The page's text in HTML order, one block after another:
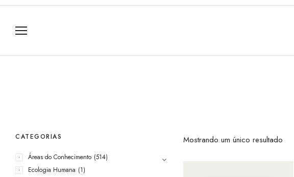
CATEGORIAS
Áreas do Conhecimento (514)
Ecologia Humana (1)
Mostrando um único resultado